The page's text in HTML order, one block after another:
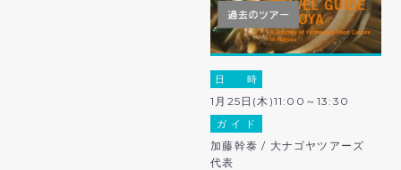
日 時
1月25日(木)11:00～13:30
ガ イ ド
加藤幹泰 / 大ナゴヤツアーズ
代表